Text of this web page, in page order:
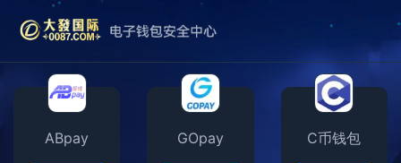
ABpay GOpay C币钱包